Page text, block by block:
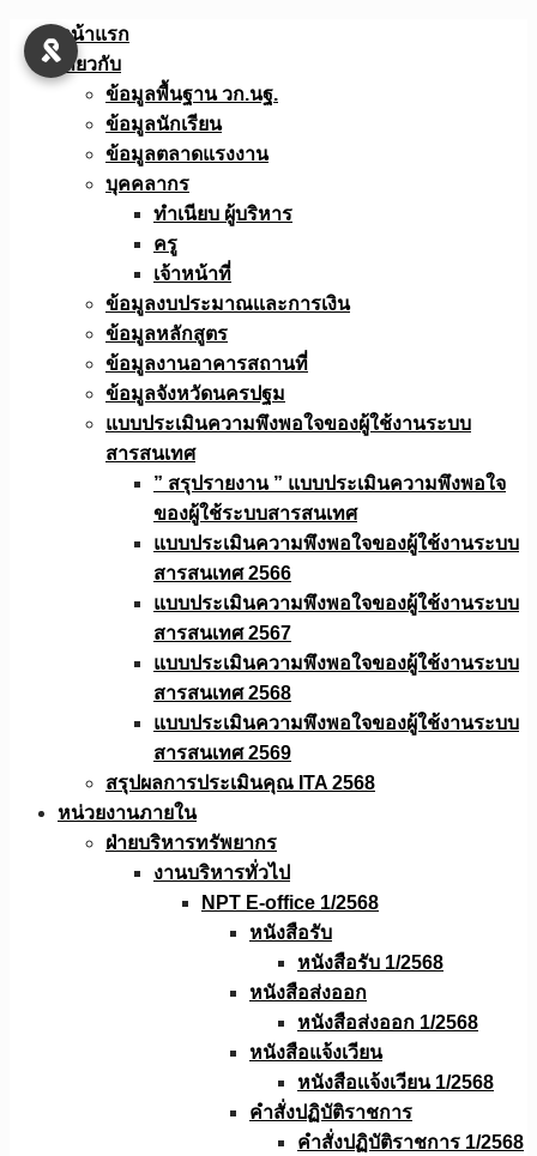
Skip
หน้าแรก
เกี่ยวกับ
ข้อมูลพื้นฐาน วก.นฐ.
ข้อมูลนักเรียน
ข้อมูลตลาดแรงงาน
บุคคลากร
ทำเนียบ ผู้บริหาร
ครู
เจ้าหน้าที่
ข้อมูลงบประมาณเเละการเงิน
ข้อมูลหลักสูตร
ข้อมูลงานอาคารสถานที่
ข้อมูลจังหวัดนครปฐม
แบบประเมินความพึงพอใจของผู้ใช้งานระบบ
สารสนเทศ
” สรุปรายงาน ” แบบประเมินความพึงพอใจ
ของผู้ใช้ระบบสารสนเทศ
แบบประเมินความพึงพอใจของผู้ใช้งานระบบ
สารสนเทศ 2566
แบบประเมินความพึงพอใจของผู้ใช้งานระบบ
สารสนเทศ 2567
แบบประเมินความพึงพอใจของผู้ใช้งานระบบ
สารสนเทศ 2568
แบบประเมินความพึงพอใจของผู้ใช้งานระบบ
สารสนเทศ 2569
สรุปผลการประเมินคุณ ITA 2568
หน่วยงานภายใน
ฝ่ายบริหารทรัพยากร
งานบริหารทั่วไป
NPT E-office 1/2568
หนังสือรับ
หนังสือรับ 1/2568
หนังสือส่งออก
หนังสือส่งออก 1/2568
หนังสือแจ้งเวียน
หนังสือเเจ้งเวียน 1/2568
คำสั่งปฏิบัติราชการ
คำสั่งปฏิบัติราชการ 1/2568